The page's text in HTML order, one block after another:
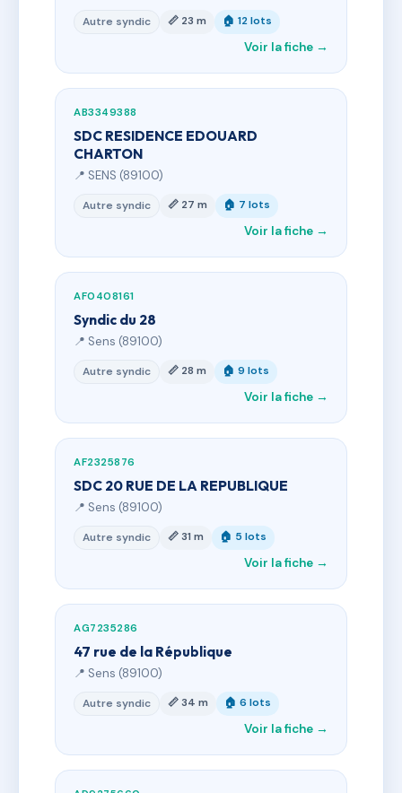
Autre syndic 📏 23 m 🏠 12 lots
Voir la fiche →
AB3349388
SDC RESIDENCE EDOUARD
CHARTON
📍 SENS (89100)
Autre syndic 📏 27 m 🏠 7 lots
Voir la fiche →
AF0408161
Syndic du 28
📍 Sens (89100)
Autre syndic 📏 28 m 🏠 9 lots
Voir la fiche →
AF2325876
SDC 20 RUE DE LA REPUBLIQUE
📍 Sens (89100)
Autre syndic 📏 31 m 🏠 5 lots
Voir la fiche →
AG7235286
47 rue de la République
📍 Sens (89100)
Autre syndic 📏 34 m 🏠 6 lots
Voir la fiche →